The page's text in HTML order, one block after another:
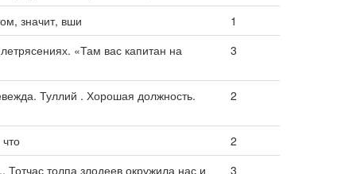
значит, вши
1
«Там вас капитан на
3
Туллий . Хорошая должность.
2
2
Тотчас толпа злодеев окружила нас и
3